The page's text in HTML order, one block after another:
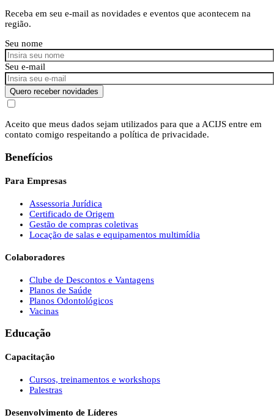
Receba em seu e-mail as novidades e eventos que acontecem na
região.
Seu nome
Seu e-mail
Quero receber novidades
Aceito que meus dados sejam utilizados para que a ACIJS entre em
contato comigo respeitando a política de privacidade.
Benefícios
Para Empresas
Assessoria Jurídica
Certificado de Origem
Gestão de compras coletivas
Locação de salas e equipamentos multimídia
Colaboradores
Clube de Descontos e Vantagens
Planos de Saúde
Planos Odontológicos
Vacinas
Educação
Capacitação
Cursos, treinamentos e workshops
Palestras
Desenvolvimento de Líderes